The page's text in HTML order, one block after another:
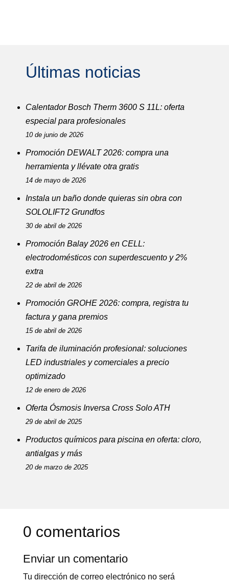
Últimas noticias
Calentador Bosch Therm 3600 S 11L: oferta
especial para profesionales
10 de junio de 2026
Promoción DEWALT 2026: compra una
herramienta y llévate otra gratis
14 de mayo de 2026
Instala un baño donde quieras sin obra con
SOLOLIFT2 Grundfos
30 de abril de 2026
Promoción Balay 2026 en CELL:
electrodomésticos con superdescuento y 2%
extra
22 de abril de 2026
Promoción GROHE 2026: compra, registra tu
factura y gana premios
15 de abril de 2026
Tarifa de iluminación profesional: soluciones
LED industriales y comerciales a precio
optimizado
12 de enero de 2026
Oferta Ósmosis Inversa Cross Solo ATH
29 de abril de 2025
Productos químicos para piscina en oferta: cloro,
antialgas y más
20 de marzo de 2025
0 comentarios
Enviar un comentario
Tu dirección de correo electrónico no será